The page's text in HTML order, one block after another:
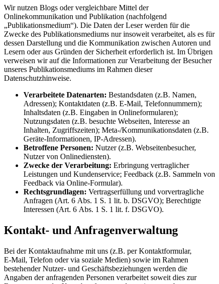
Wir nutzen Blogs oder vergleichbare Mittel der
Onlinekommunikation und Publikation (nachfolgend
„Publikationsmedium“). Die Daten der Leser werden für die
Zwecke des Publikationsmediums nur insoweit verarbeitet, als es für
dessen Darstellung und die Kommunikation zwischen Autoren und
Lesern oder aus Gründen der Sicherheit erforderlich ist. Im Übrigen
verweisen wir auf die Informationen zur Verarbeitung der Besucher
unseres Publikationsmediums im Rahmen dieser
Datenschutzhinweise.
Verarbeitete Datenarten: Bestandsdaten (z.B. Namen,
Adressen); Kontaktdaten (z.B. E‑Mail, Telefonnummern);
Inhaltsdaten (z.B. Eingaben in Onlineformularen);
Nutzungsdaten (z.B. besuchte Webseiten, Interesse an
Inhalten, Zugriffszeiten); Meta-/Kommunikationsdaten (z.B.
Geräte-Informationen, IP-Adressen).
Betroffene Personen: Nutzer (z.B. Webseitenbesucher,
Nutzer von Onlinediensten).
Zwecke der Verarbeitung: Erbringung vertraglicher
Leistungen und Kundenservice; Feedback (z.B. Sammeln von
Feedback via Online-Formular).
Rechtsgrundlagen: Vertragserfüllung und vorvertragliche
Anfragen (Art. 6 Abs. 1 S. 1 lit. b. DSGVO); Berechtigte
Interessen (Art. 6 Abs. 1 S. 1 lit. f. DSGVO).
Kontakt- und Anfragenverwaltung
Bei der Kontaktaufnahme mit uns (z.B. per Kontaktformular,
E‑Mail, Telefon oder via soziale Medien) sowie im Rahmen
bestehender Nutzer- und Geschäftsbeziehungen werden die
Angaben der anfragenden Personen verarbeitet soweit dies zur